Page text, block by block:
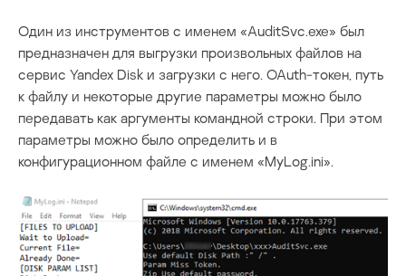
Один из инструментов с именем «AuditSvc.exe» был
предназначен для выгрузки произвольных файлов на
сервис Yandex Disk и загрузки с него. OAuth-токен, путь
к файлу и некоторые другие параметры можно было
передавать как аргументы командной строки. При этом
параметры можно было определить и в
конфигурационном файле с именем «MyLog.ini».